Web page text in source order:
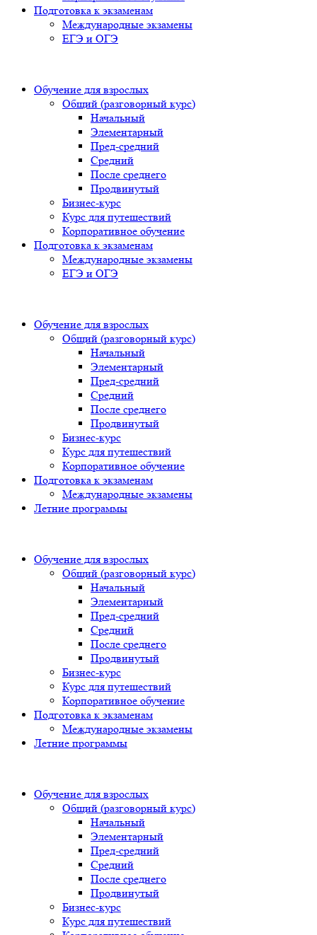
Подготовка к экзаменам
Международные экзамены
ЕГЭ и ОГЭ
Обучение для взрослых
Общий (разговорный курс)
Начальный
Элементарный
Пред-средний
Средний
После среднего
Продвинутый
Бизнес-курс
Курс для путешествий
Корпоративное обучение
Подготовка к экзаменам
Международные экзамены
ЕГЭ и ОГЭ
Обучение для взрослых
Общий (разговорный курс)
Начальный
Элементарный
Пред-средний
Средний
После среднего
Продвинутый
Бизнес-курс
Курс для путешествий
Корпоративное обучение
Подготовка к экзаменам
Международные экзамены
Летние программы
Обучение для взрослых
Общий (разговорный курс)
Начальный
Элементарный
Пред-средний
Средний
После среднего
Продвинутый
Бизнес-курс
Курс для путешествий
Корпоративное обучение
Подготовка к экзаменам
Международные экзамены
Летние программы
Обучение для взрослых
Общий (разговорный курс)
Начальный
Элементарный
Пред-средний
Средний
После среднего
Продвинутый
Бизнес-курс
Курс для путешествий